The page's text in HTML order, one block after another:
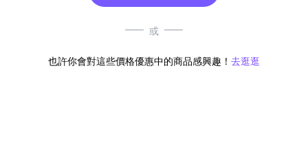
或
也許你會對這些價格優惠中的商品感興趣！ 去逛逛